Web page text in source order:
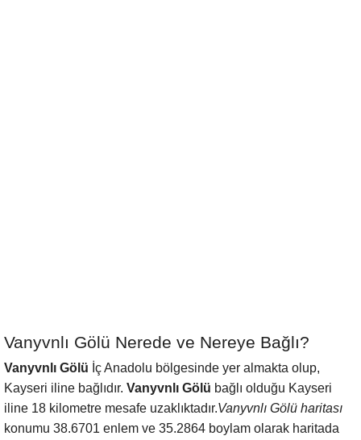
Vanyvnlı Gölü Nerede ve Nereye Bağlı?
Vanyvnlı Gölü İç Anadolu bölgesinde yer almakta olup,
Kayseri iline bağlıdır. Vanyvnlı Gölü bağlı olduğu Kayseri
iline 18 kilometre mesafe uzaklıktadır.Vanyvnlı Gölü haritası
konumu 38.6701 enlem ve 35.2864 boylam olarak haritada